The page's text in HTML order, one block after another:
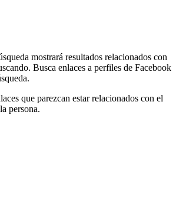
mostrará resultados relacionados con
Busca enlaces a perfiles de Facebook
que parezcan estar relacionados con el
persona.